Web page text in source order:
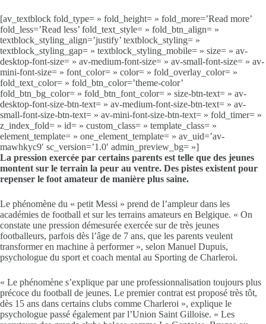
[av_textblock fold_type= » fold_height= » fold_more=’Read more’
fold_less=’Read less’ fold_text_style= » fold_btn_align= »
textblock_styling_align=’justify’ textblock_styling= »
textblock_styling_gap= » textblock_styling_mobile= » size= » av-
desktop-font-size= » av-medium-font-size= » av-small-font-size= » av-
mini-font-size= » font_color= » color= » fold_overlay_color= »
fold_text_color= » fold_btn_color=’theme-color’
fold_btn_bg_color= » fold_btn_font_color= » size-btn-text= » av-
desktop-font-size-btn-text= » av-medium-font-size-btn-text= » av-
small-font-size-btn-text= » av-mini-font-size-btn-text= » fold_timer= »
z_index_fold= » id= » custom_class= » template_class= »
element_template= » one_element_template= » av_uid=’av-
mawhkyc9′ sc_version=’1.0′ admin_preview_bg= »]
La pression exercée par certains parents est telle que des jeunes
montent sur le terrain la peur au ventre. Des pistes existent pour
repenser le foot amateur de manière plus saine.
Le phénomène du « petit Messi » prend de l’ampleur dans les
académies de football et sur les terrains amateurs en Belgique. « On
constate une pression démesurée exercée sur de très jeunes
footballeurs, parfois dès l’âge de 7 ans, que les parents veulent
transformer en machine à performer », selon Manuel Dupuis,
psychologue du sport et coach mental au Sporting de Charleroi.
« Le phénomène s’explique par une professionnalisation toujours plus
précoce du football de jeunes. Le premier contrat est proposé très tôt,
dès 15 ans dans certains clubs comme Charleroi », explique le
psychologue passé également par l’Union Saint Gilloise. « Les